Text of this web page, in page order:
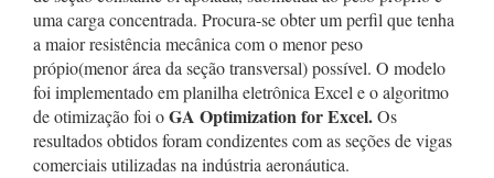
uma carga concentrada. Procura-se obter um perfil que tenha
a maior resistência mecânica com o menor peso
própio(menor área da seção transversal) possível. O modelo
foi implementado em planilha eletrônica Excel e o algoritmo
de otimização foi oGA Optimization for Excel.Os
resultados obtidos foram condizentes com as seções de vigas
comerciais utilizadas na indústria aeronáutica.